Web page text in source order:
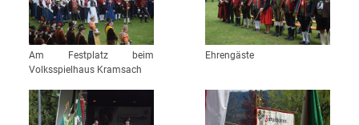
Am Festplatz beim
Volksspielhaus Kramsach
Ehrengäste